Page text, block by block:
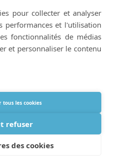
votre hôtel ou
à la livraison
pour collecter et analyser
performances et l'utilisation
fonctionnalités de médias
et personnaliser le contenu
tous les cookies
refuser
des cookies